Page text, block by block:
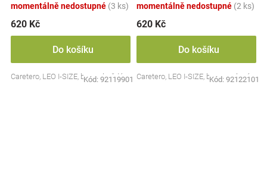
momentálně nedostupné (3 ks)
620 Kč
Do košíku
Caretero, LEO I-SIZE, barva: hnědá
Kód: 92119901
momentálně nedostupné (2 ks)
620 Kč
Do košíku
Caretero, LEO I-SIZE, barva: zelená
Kód: 92122101